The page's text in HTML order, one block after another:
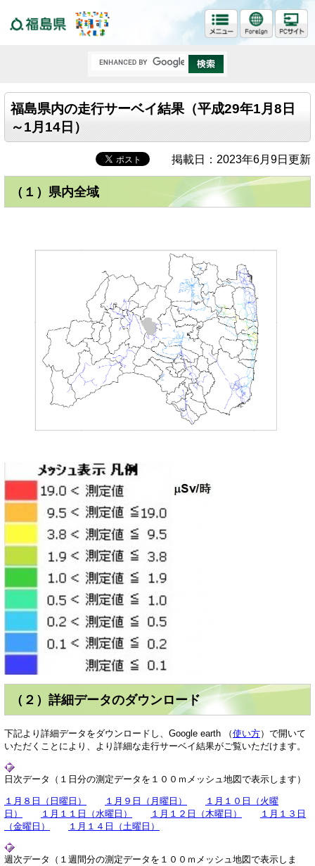
福島県内の走行サーベイ結果（平成29年1月8日
～1月14日）
掲載日：2023年6月9日更新
（１）県内全域
（２）詳細データのダウンロード
下記より詳細データをダウンロードし、Google earth （使い方）で開いて
いただくことにより、より詳細な走行サーベイ結果がご覧いただけます。
日次データ（１日分の測定データを１００ｍメッシュ地図で表示します）
１月８日（日曜日） １月９日（月曜日）
１月１０日（火曜
日）
１月１１日（水曜日） １月１２日（木曜日）
１月１３日
（金曜日）
１月１４日（土曜日）
週次データ（１週間分の測定データを１００ｍメッシュ地図で表示しま